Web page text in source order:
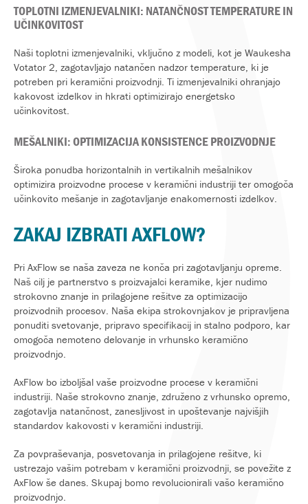
TOPLOTNI IZMENJEVALNIKI: NATANČNOST TEMPERATURE IN
UČINKOVITOST
Naši toplotni izmenjevalniki, vključno z modeli, kot je Waukesha
Votator 2, zagotavljajo natančen nadzor temperature, ki je
potreben pri keramični proizvodnji. Ti izmenjevalniki ohranjajo
kakovost izdelkov in hkrati optimizirajo energetsko
učinkovitost.
MEŠALNIKI: OPTIMIZACIJA KONSISTENCE PROIZVODNJE
Široka ponudba horizontalnih in vertikalnih mešalnikov
optimizira proizvodne procese v keramični industriji ter omogoča
učinkovito mešanje in zagotavljanje enakomernosti izdelkov.
ZAKAJ IZBRATI AXFLOW?
Pri AxFlow se naša zaveza ne konča pri zagotavljanju opreme.
Naš cilj je partnerstvo s proizvajalci keramike, kjer nudimo
strokovno znanje in prilagojene rešitve za optimizacijo
proizvodnih procesov. Naša ekipa strokovnjakov je pripravljena
ponuditi svetovanje, pripravo specifikacij in stalno podporo, kar
omogoča nemoteno delovanje in vrhunsko keramično
proizvodnjo.
AxFlow bo izboljšal vaše proizvodne procese v keramični
industriji. Naše strokovno znanje, združeno z vrhunsko opremo,
zagotavlja natančnost, zanesljivost in upoštevanje najvišjih
standardov kakovosti v keramični industriji.
Za povpraševanja, posvetovanja in prilagojene rešitve, ki
ustrezajo vašim potrebam v keramični proizvodnji, se povežite z
AxFlow še danes. Skupaj bomo revolucionirali vašo keramično
proizvodnjo.